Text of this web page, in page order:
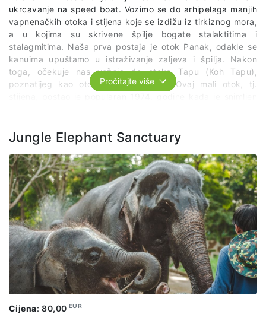
ukrcavanje na speed boat. Vozimo se do arhipelaga manjih
vapnenačkih otoka i stijena koje se izdižu iz tirkiznog mora,
a u kojima su skrivene špilje bogate stalaktitima i
stalagmitima. Naša prva postaja je otok Panak, odakle se
kanuima upuštamo u istraživanje zaljeva i špilja. Nakon
toga, očekuje nas vožnja do otoka Tapu (Koh Tapu),
poznatijeg kao otok Jamesa Bonda. Ovaj mali otok, tj.
muslimansko plutujuće selo na otoku Panye (Koh Panyee).
Nakon ručka moguće je prošetati malim prolazima i uskim
uličicama ovog neobičnog sela sve do džamije. Slobodno
vrijeme za kupovinu suvenira. Povratak u smještaj u
popodnevnim satima.
Cijena izleta uključuje:
povratni transfer od hotela do luke i vožnju gliserom
vožnju kanuom
ručak bez konzumacije pića
Pročitajte više
Jungle Elephant Sanctuary
Cijena:80,00 EUR